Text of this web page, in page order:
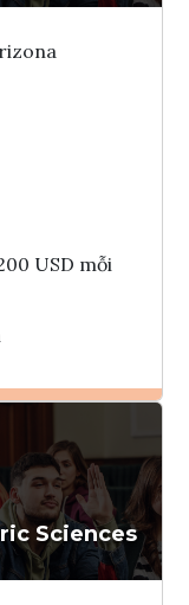
USD mỗi
Sciences